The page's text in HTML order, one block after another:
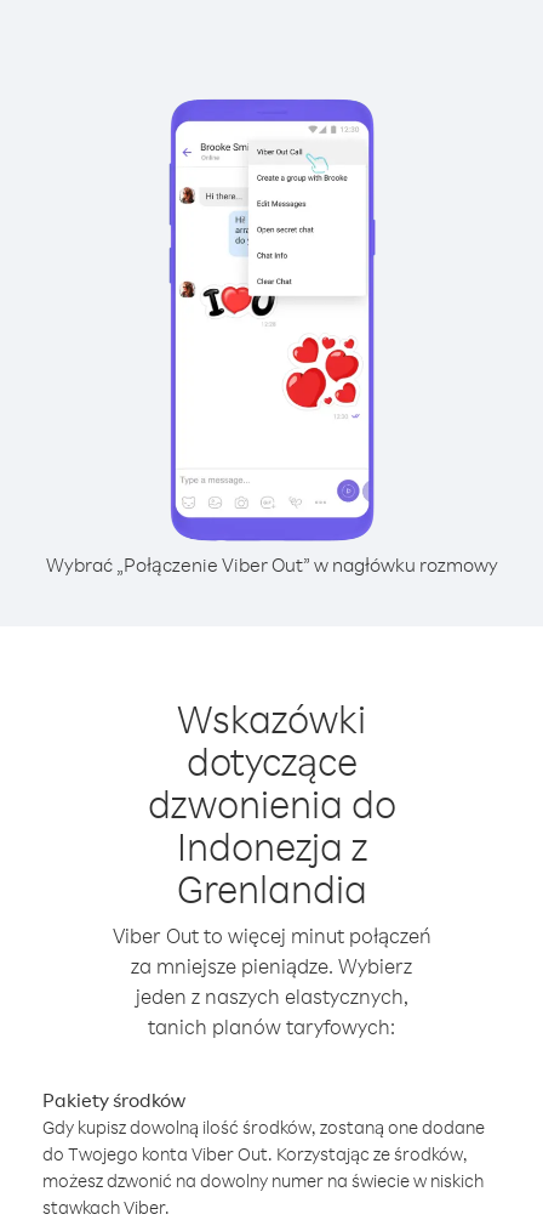
Wybrać „Połączenie Viber Out” w nagłówku rozmowy
Wskazówki
dotyczące
dzwonienia do
Indonezja z
Grenlandia
Viber Out to więcej minut połączeń
za mniejsze pieniądze. Wybierz
jeden z naszych elastycznych,
tanich planów taryfowych:
Pakiety środków
Gdy kupisz dowolną ilość środków, zostaną one dodane
do Twojego konta Viber Out. Korzystając ze środków,
możesz dzwonić na dowolny numer na świecie w niskich
stawkach Viber.